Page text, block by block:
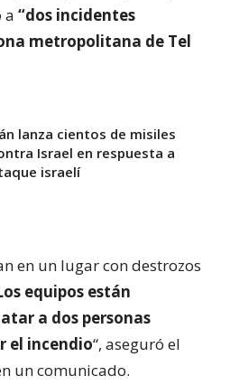
a “dos incidentes
metropolitana de Tel
lanza cientos de misiles
Israel en respuesta a
israelí
en un lugar con destrozos
equipos están
a dos personas
el incendio“, aseguró el
un comunicado.